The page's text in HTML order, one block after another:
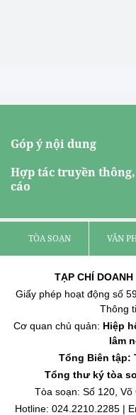
Góp ý nội dung
Hợp tác truyền
cáo
TÒA SOẠN VĂN
TẠP CHÍ
Giấy phép hoạt động số
Thông
Cơ quan chủ quản: Hiệp
lâm
Tổng Biên tập:
Tổng thư ký tòa
Tòa soạn: Số 120, Võ
Hotline: 024.2210.2285 |